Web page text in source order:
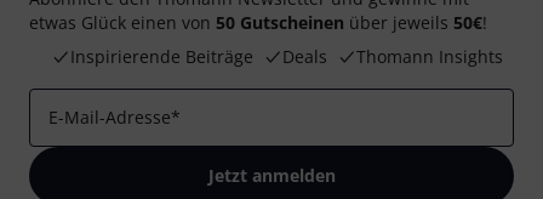
etwas Glück einen von 50 Gutscheinen über jeweils 50€!
Inspirierende Beiträge
Deals Thomann Insights
E-Mail-Adresse*
Jetzt anmelden